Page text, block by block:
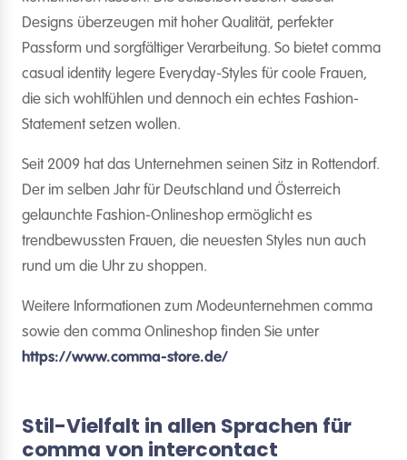
Designs überzeugen mit hoher Qualität, perfekter
Passform und sorgfältiger Verarbeitung. So bietet comma
casual identity legere Everyday-Styles für coole Frauen,
die sich wohlfühlen und dennoch ein echtes Fashion-
Statement setzen wollen.
Seit 2009 hat das Unternehmen seinen Sitz in Rottendorf.
Der im selben Jahr für Deutschland und Österreich
gelaunchte Fashion-Onlineshop ermöglicht es
trendbewussten Frauen, die neuesten Styles nun auch
rund um die Uhr zu shoppen.
Weitere Informationen zum Modeunternehmen comma
sowie den comma Onlineshop finden Sie unter
https://www.comma-store.de/
Stil-Vielfalt in allen Sprachen für
comma von intercontact